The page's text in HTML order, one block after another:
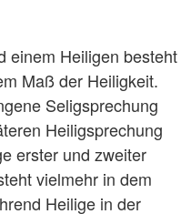
einem Heiligen besteht
Maß der Heiligkeit.
Seligsprechung
Heiligsprechung
erster und zweiter
vielmehr in dem
Heilige in der